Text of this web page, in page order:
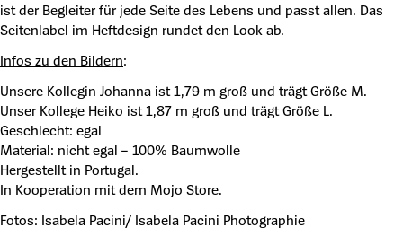
ist der Begleiter für jede Seite des Lebens und passt allen. Das
Seitenlabel im Heftdesign rundet den Look ab.
Infos zu den Bildern:
Unsere Kollegin Johanna ist 1,79 m groß und trägt Größe M.
Unser Kollege Heiko ist 1,87 m groß und trägt Größe L.
Geschlecht: egal
Material: nicht egal – 100% Baumwolle
Hergestellt in Portugal.
In Kooperation mit dem Mojo Store.
Fotos: Isabela Pacini/ Isabela Pacini Photographie